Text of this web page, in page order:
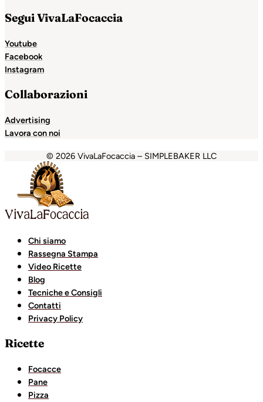
Segui VivaLaFocaccia
Youtube
Facebook
Instagram
Collaborazioni
Advertising
Lavora con noi
© 2026 VivaLaFocaccia – SIMPLEBAKER LLC
grandpashabet
Chi siamo
Rassegna Stampa
Video Ricette
Blog
Tecniche e Consigli
Contatti
Privacy Policy
Ricette
Focacce
Pane
Pizza